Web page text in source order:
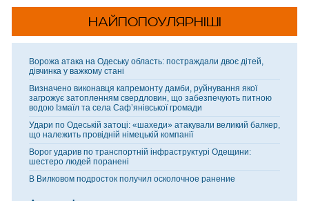
НАЙПОПОУЛЯРНІШІ
Ворожа атака на Одеську область: постраждали двоє дітей,
дівчинка у важкому стані
Визначено виконавця капремонту дамби, руйнування якої
загрожує затопленням свердловин, що забезпечують питною
водою Ізмаїл та села Саф’янівської громади
Удари по Одеській затоці: «шахеди» атакували великий балкер,
що належить провідній німецькій компанії
Ворог ударив по транспортній інфраструктурі Одещини:
шестеро людей поранені
В Вилковом подросток получил осколочное ранение